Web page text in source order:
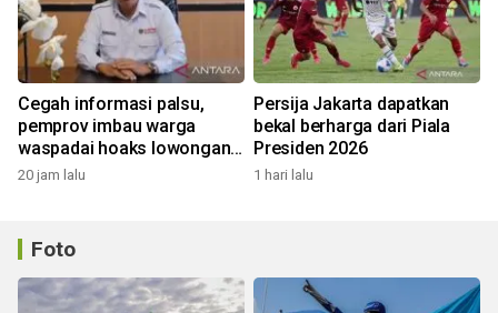
Cegah informasi palsu,
pemprov imbau warga
waspadai hoaks lowongan
kerja Blok Masela
20 jam lalu
Persija Jakarta dapatkan
bekal berharga dari Piala
Presiden 2026
1 hari lalu
Foto